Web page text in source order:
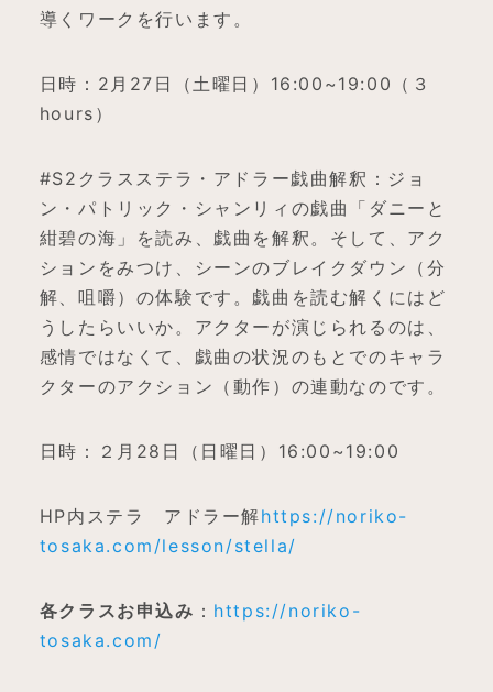
導くワークを行います。
日時：2月27日（土曜日）16:00~19:00（３
hours）
#S2クラスステラ・アドラー戯曲解釈：ジョ
ン・パトリック・シャンリィの戯曲「ダニーと
紺碧の海」を読み、戯曲を解釈。そして、アク
ションをみつけ、シーンのブレイクダウン（分
解、咀嚼）の体験です。戯曲を読む解くにはど
うしたらいいか。アクターが演じられるのは、
感情ではなくて、戯曲の状況のもとでのキャラ
クターのアクション（動作）の連動なのです。
日時：２月28日（日曜日）16:00~19:00
HP内ステラ アドラー解https://noriko-
tosaka.com/lesson/stella/
各クラスお申込み ： https://noriko-
tosaka.com/